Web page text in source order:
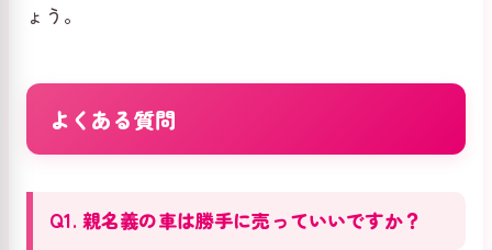
ょう。
よくある質問
Q1. 親名義の車は勝手に売っていいですか？